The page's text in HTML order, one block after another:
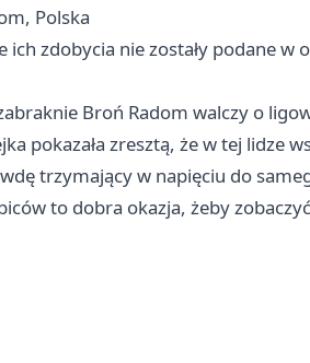
Polska
zdobycia nie zostały podane w
Broń Radom walczy o
pokazała zresztą, że w tej lidze
trzymający w napięciu do
to dobra okazja, żeby